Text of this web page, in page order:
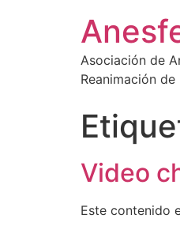
Asociación de
Reanimación de
Video
Este contenido